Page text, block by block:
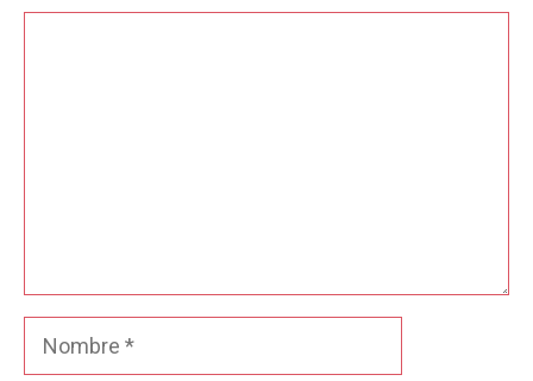
Nombre